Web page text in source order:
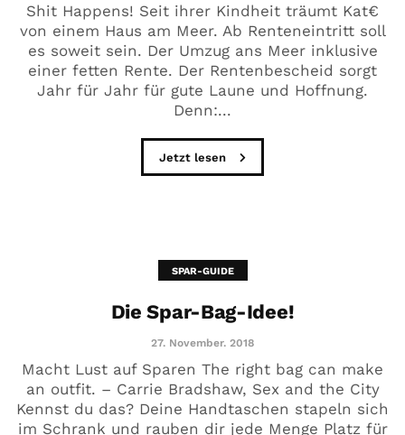
Shit Happens! Seit ihrer Kindheit träumt Kat€
von einem Haus am Meer. Ab Renteneintritt soll
es soweit sein. Der Umzug ans Meer inklusive
einer fetten Rente. Der Rentenbescheid sorgt
Jahr für Jahr für gute Laune und Hoffnung.
Denn:...
Jetzt lesen
SPAR-GUIDE
Die Spar-Bag-Idee!
27. November. 2018
Macht Lust auf Sparen The right bag can make
an outfit. – Carrie Bradshaw, Sex and the City
Kennst du das? Deine Handtaschen stapeln sich
im Schrank und rauben dir jede Menge Platz für